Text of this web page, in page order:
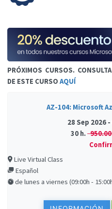
PRÓXIMOS CURSOS.
DE ESTE CURSO AQUÍ
AZ-104: Microsoft
28 Sep 2026
30 h.
Live Virtual Class
Español
de lunes a viernes (09:00h -